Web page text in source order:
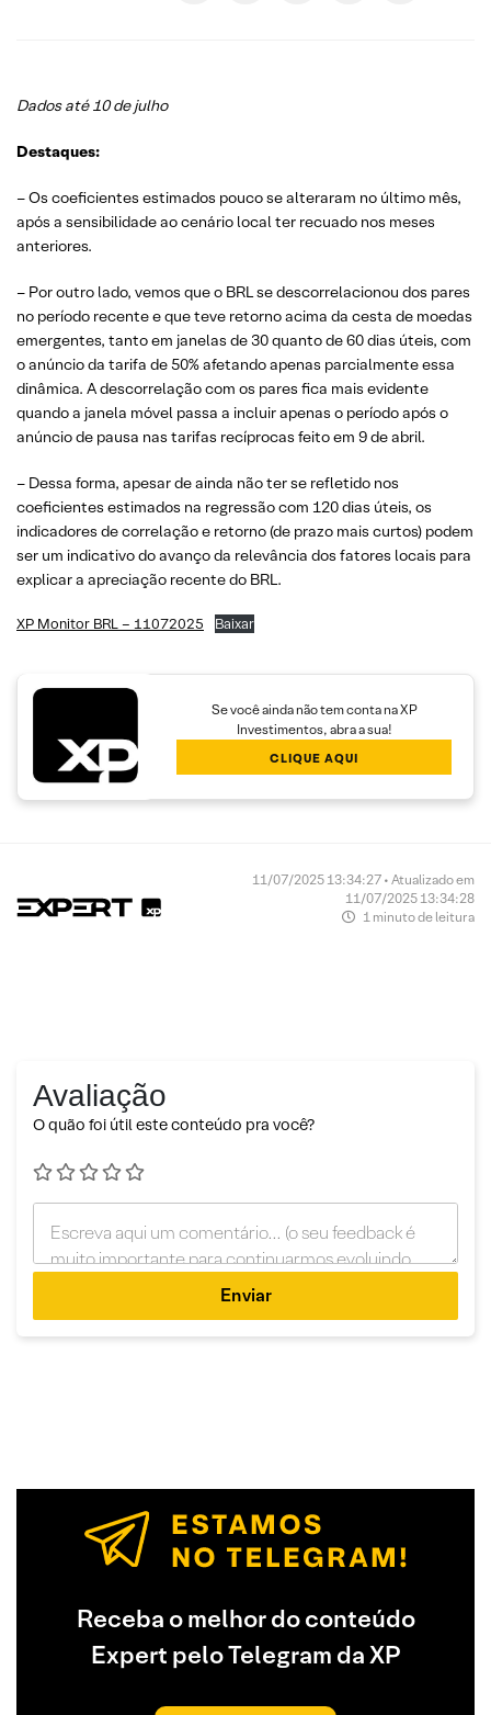
Dados até 10 de julho
Destaques:
– Os coeficientes estimados pouco se alteraram no último mês,
após a sensibilidade ao cenário local ter recuado nos meses
anteriores.
– Por outro lado, vemos que o BRL se descorrelacionou dos pares
no período recente e que teve retorno acima da cesta de moedas
emergentes, tanto em janelas de 30 quanto de 60 dias úteis, com
o anúncio da tarifa de 50% afetando apenas parcialmente essa
dinâmica. A descorrelação com os pares fica mais evidente
quando a janela móvel passa a incluir apenas o período após o
anúncio de pausa nas tarifas recíprocas feito em 9 de abril.
– Dessa forma, apesar de ainda não ter se refletido nos
coeficientes estimados na regressão com 120 dias úteis, os
indicadores de correlação e retorno (de prazo mais curtos) podem
ser um indicativo do avanço da relevância dos fatores locais para
explicar a apreciação recente do BRL.
XP Monitor BRL – 11072025 Baixar
Se você ainda não tem conta na XP
Investimentos, abra a sua!
CLIQUE AQUI
11/07/2025 13:34:27 • Atualizado em
11/07/2025 13:34:28
1 minuto de leitura
Avaliação
O quão foi útil este conteúdo pra você?
Enviar
Receba o melhor do conteúdo
Expert pelo Telegram da XP